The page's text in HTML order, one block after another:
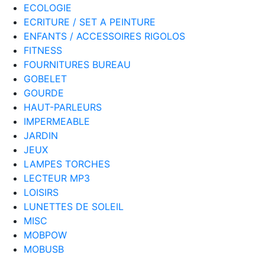
ECOLOGIE
ECRITURE / SET A PEINTURE
ENFANTS / ACCESSOIRES RIGOLOS
FITNESS
FOURNITURES BUREAU
GOBELET
GOURDE
HAUT-PARLEURS
IMPERMEABLE
JARDIN
JEUX
LAMPES TORCHES
LECTEUR MP3
LOISIRS
LUNETTES DE SOLEIL
MISC
MOBPOW
MOBUSB